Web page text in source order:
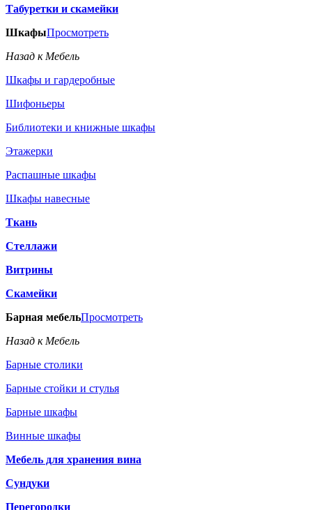
Табуретки и скамейки
ШкафыПросмотреть
Назад к Мебель
Шкафы и гардеробные
Шифоньеры
Библиотеки и книжные шкафы
Этажерки
Распашные шкафы
Шкафы навесные
Ткань
Стеллажи
Витрины
Скамейки
Барная мебельПросмотреть
Назад к Мебель
Барные столики
Барные стойки и стулья
Барные шкафы
Винные шкафы
Мебель для хранения вина
Сундуки
Перегородки